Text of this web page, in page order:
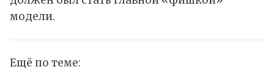
модели.
Ещё по теме: